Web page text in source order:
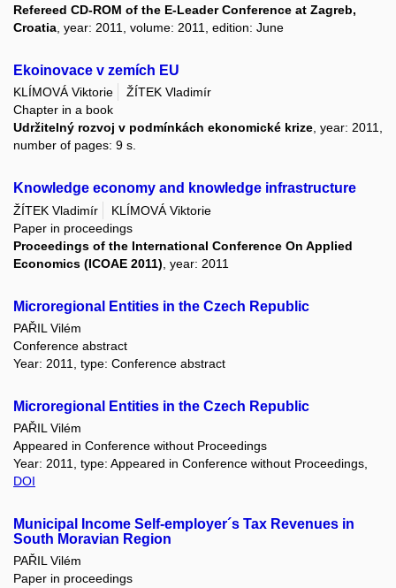
Refereed CD-ROM of the E-Leader Conference at Zagreb,
Croatia , year: 2011, volume: 2011, edition: June
Ekoinovace v zemích EU
KLÍMOVÁ Viktorie
ŽÍTEK Vladimír
Chapter in a book
Udržitelný rozvoj v podmínkách ekonomické krize, year: 2011,
number of pages: 9 s.
Knowledge economy and knowledge infrastructure
ŽÍTEK Vladimír
KLÍMOVÁ Viktorie
Paper in proceedings
Proceedings of the International Conference On Applied
Economics (ICOAE 2011) , year: 2011
Microregional Entities in the Czech Republic
PAŘIL Vilém
Conference abstract
Year: 2011, type: Conference abstract
Microregional Entities in the Czech Republic
PAŘIL Vilém
Appeared in Conference without Proceedings
Year: 2011, type: Appeared in Conference without Proceedings,
DOI
Municipal Income Self-employer´s Tax Revenues in
South Moravian Region
PAŘIL Vilém
Paper in proceedings